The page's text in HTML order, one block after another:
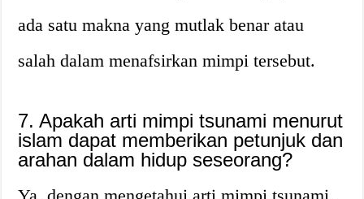
ada satu makna yang mutlak benar atau
salah dalam menafsirkan mimpi tersebut.
7. Apakah arti mimpi tsunami menurut
islam dapat memberikan petunjuk dan
arahan dalam hidup seseorang?